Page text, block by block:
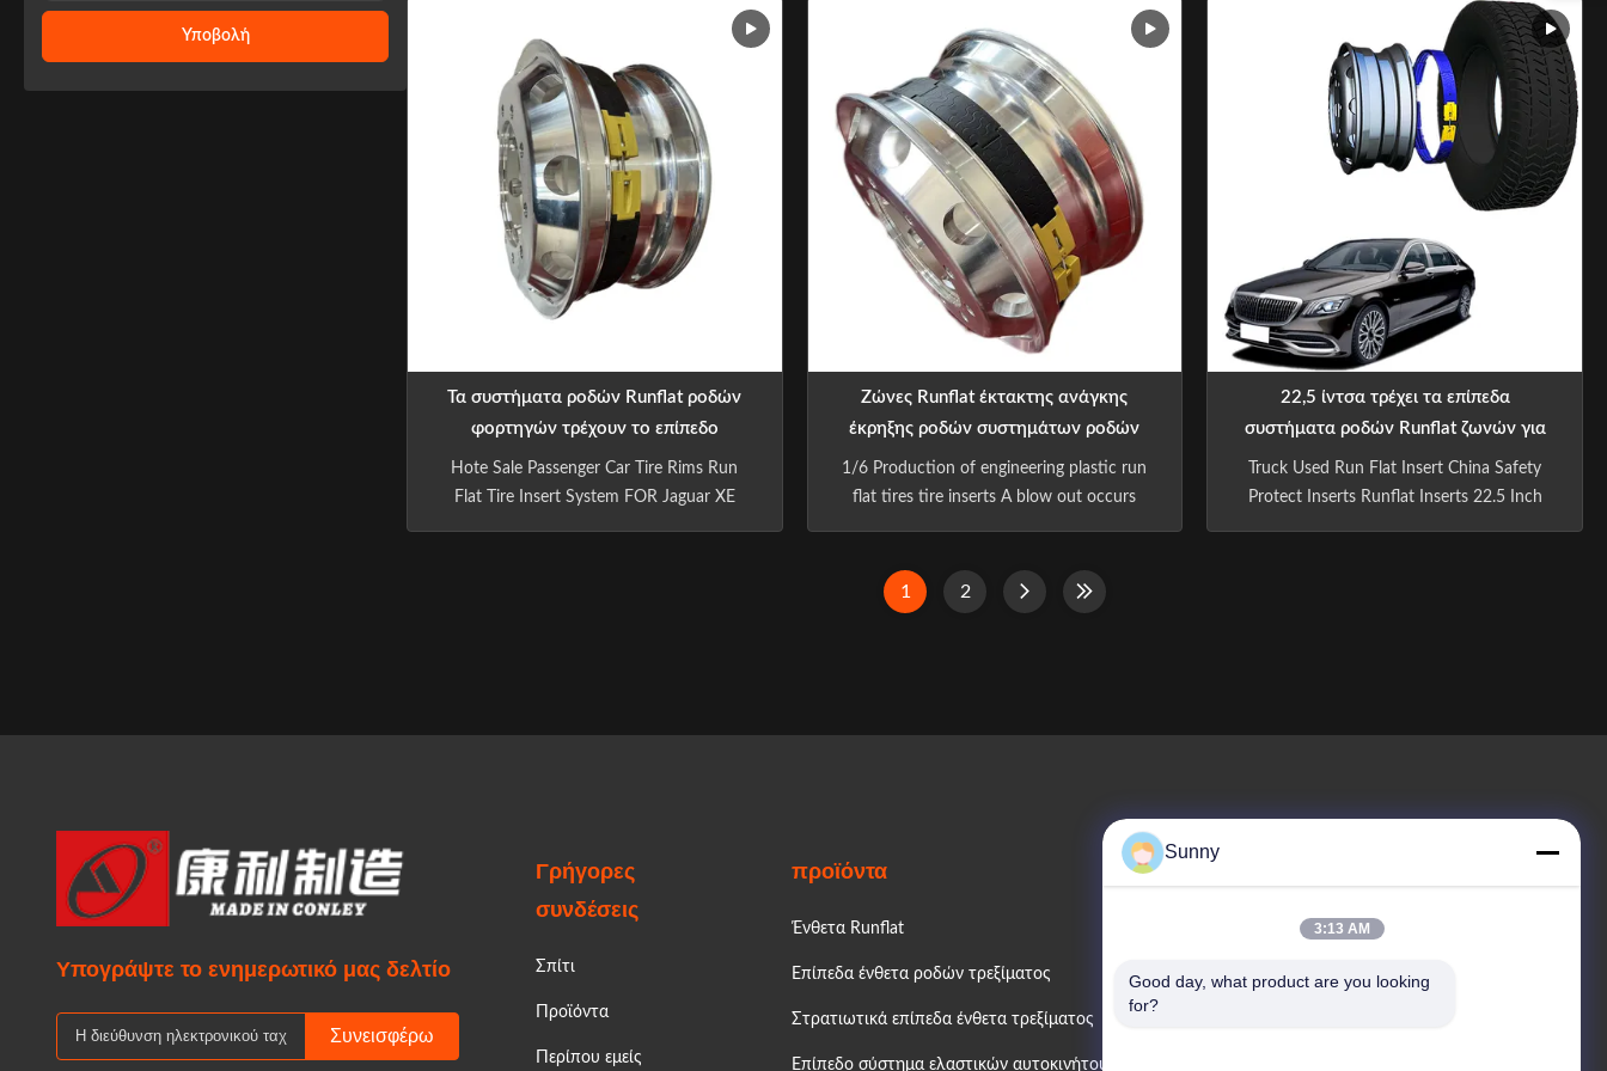
Υποβολή
the lifetime of your vehicle and to protect
vehicle wheels from damage in the event
of a blow-out. Save Costs Deflated failing
tyres can ...
reducing the risk of an accident and to
continue to a safe place to change the
wheel or seek assistance, reducing the risk
of ...
our responsibility to help you improve
driving safety and Avoid all safety
accidents. The product will guarantee the
driving safety of the ...
Τα συστήματα ροδών Runflat ροδών
φορτηγών τρέχουν το επίπεδο
σύστημα ελαστικών αυτοκινήτου για
45/45ZR18 R18
Hote Sale Passenger Car Tire Rims Run
Flat Tire Insert System FOR Jaguar XE
Ζώνες Runflat έκτακτης ανάγκης
έκρηξης ροδών συστημάτων ροδών
MPV SUV Runflat
1/6 Production of engineering plastic run
flat tires tire inserts A blow out occurs
position. Generally, the tyre bead moves
into the well of the rim causing the rim to
22,5 ίντσα τρέχει τα επίπεδα
συστήματα ροδών Runflat ζωνών για
το ελαστικό αυτοκινήτου 11r2
πυροσβεστικών οχημάτων
Truck Used Run Flat Insert China Safety
Protect Inserts Runflat Inserts 22.5 Inch
1 2
Υπογράψτε το ενημερωτικό μας δελτίο
Συνεισφέρω
Γρήγορες
συνδέσεις
Σπίτι
Προϊόντα
Περίπου εμείς
προϊόντα
Ένθετα Runflat
Επίπεδα ένθετα ροδών τρεξίματος
Στρατιωτικά επίπεδα ένθετα τρεξίματος
Επίπεδο σύστημα ελαστικών αυτοκινήτου
Τηλέφωνο Πωλήσεων
86-186-5455-9530
Sunny
3:13 AM
Good day, what product are you looking
for?